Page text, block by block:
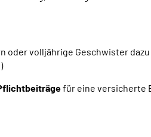
volljährige Geschwister
für eine versicherte